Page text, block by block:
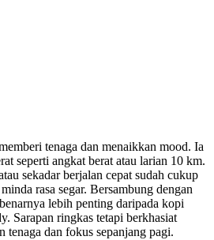
tenaga dan menaikkan mood. Ia
seperti angkat berat atau larian 10 km.
sekadar berjalan cepat sudah cukup
rasa segar. Bersambung dengan
lebih penting daripada kopi
Sarapan ringkas tetapi berkhasiat
tenaga dan fokus sepanjang pagi.